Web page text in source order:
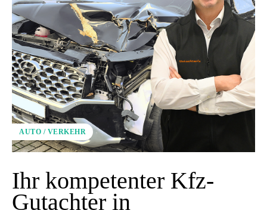
AUTO / VERKEHR
Ihr kompetenter Kfz-
Gutachter in